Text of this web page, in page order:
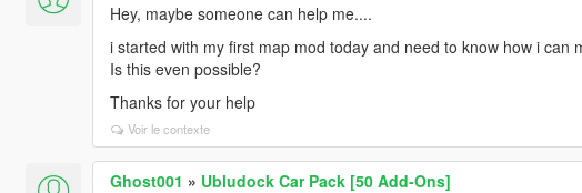
Hey, maybe someone can help me....
i started with my first map mod today and need to know how i can
Is this even possible?
Thanks for your help
Voir le contexte
Ghost001 » Ubludock Car Pack [50 Add-Ons]